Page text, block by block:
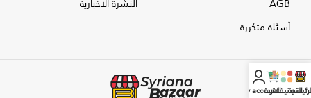
أسئلة متكررة
التصنيفات
العربة
My account